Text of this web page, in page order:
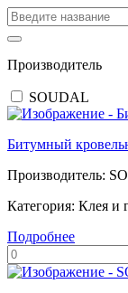
Производитель
SOUDAL
Битумный
Производитель:
Категория: Клея и
Подробнее